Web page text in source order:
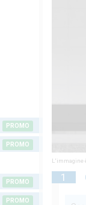
PROMO
PROMO
PROMO
PROMO
L'immagine
1